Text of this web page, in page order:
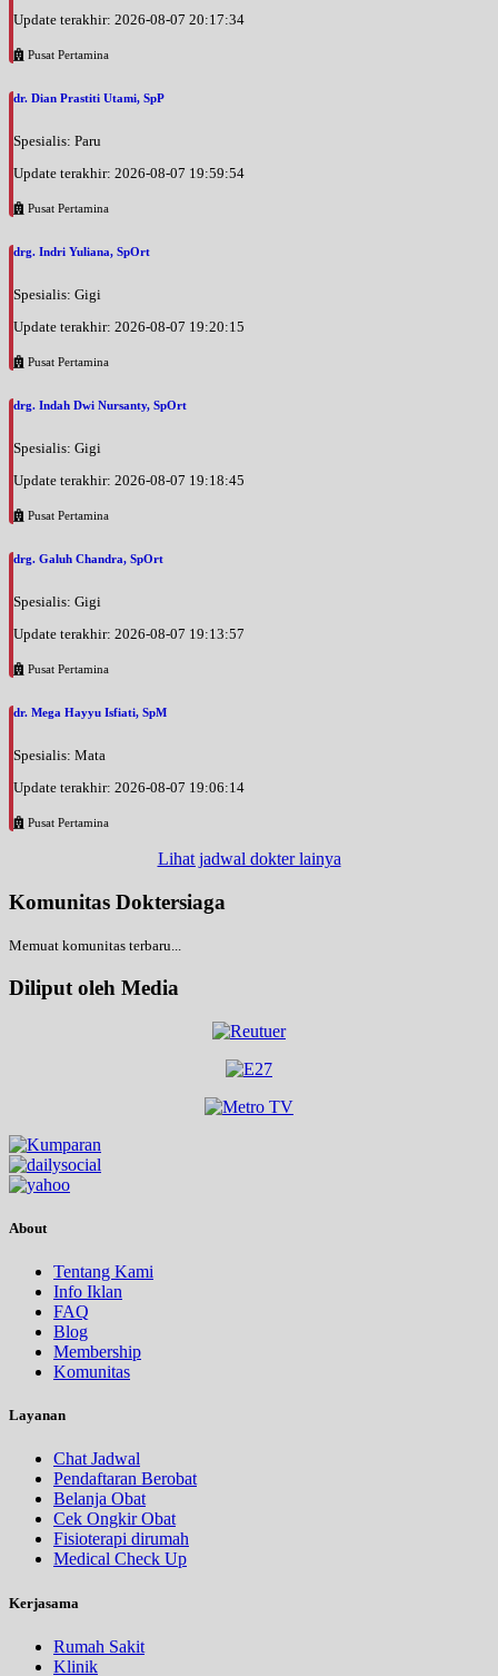
Update terakhir: 2026-08-07 20:17:34
Pusat Pertamina
dr. Dian Prastiti Utami, SpP
Spesialis: Paru
Update terakhir: 2026-08-07 19:59:54
Pusat Pertamina
drg. Indri Yuliana, SpOrt
Spesialis: Gigi
Update terakhir: 2026-08-07 19:20:15
Pusat Pertamina
drg. Indah Dwi Nursanty, SpOrt
Spesialis: Gigi
Update terakhir: 2026-08-07 19:18:45
Pusat Pertamina
drg. Galuh Chandra, SpOrt
Spesialis: Gigi
Update terakhir: 2026-08-07 19:13:57
Pusat Pertamina
dr. Mega Hayyu Isfiati, SpM
Spesialis: Mata
Update terakhir: 2026-08-07 19:06:14
Pusat Pertamina
Lihat jadwal dokter lainya
Komunitas Doktersiaga
Memuat komunitas terbaru...
Diliput oleh Media
About
Tentang Kami
Info Iklan
FAQ
Blog
Membership
Komunitas
Layanan
Chat Jadwal
Pendaftaran Berobat
Belanja Obat
Cek Ongkir Obat
Fisioterapi dirumah
Medical Check Up
Kerjasama
Rumah Sakit
Klinik